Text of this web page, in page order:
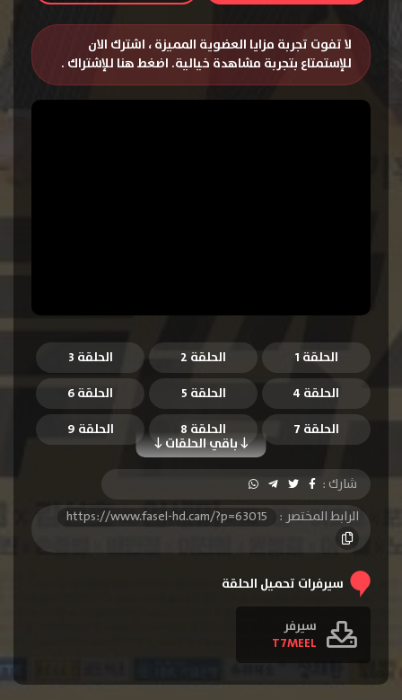
لا تفوت تجربة مزايا العضوية المميزة ، اشترك الان
للإستمتاع بتجربة مشاهدة خيالية. اضغط هنا للإشتراك .
الحلقة 1 الحلقة 2
الحلقة 3
الحلقة 4
الحلقة 5 الحلقة 6
باقي الحلقات
الحلقة 7 الحلقة 8
الحلقة 9
الحلقة 10
الحلقة 11
الحلقة 12
الحلقة 13
الحلقة 14
الحلقة 15
الحلقة 25
الحلقة 28
الحلقة 29 الحلقة 30
شارك :
الرابط المختصر :
https://www.fasel-hd.cam/?p=63015
سيرفرات تحميل الحلقة
سيرفر
T7MEEL